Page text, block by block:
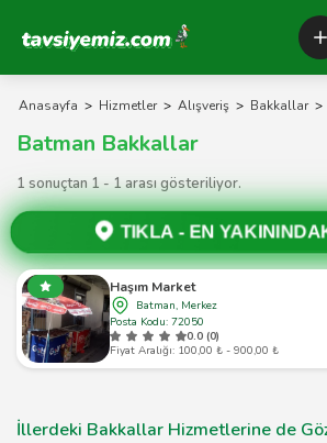
Tavsiyemiz Anasayfa
Anasayfa > Hizmetler > Alışveriş > Bakkallar >
Batman Bakkallar
1 sonuçtan 1 - 1 arası gösteriliyor.
TIKLA -EN
Haşım Market
Batman, Merkez
Posta Kodu: 72050
0.0 (0)
Fiyat Aralığı: 100,00 ₺ - 900,00 ₺
İllerdeki Bakkallar Hizmetlerine de